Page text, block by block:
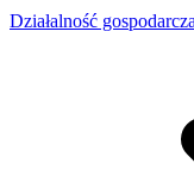
Działalność gospodarcza